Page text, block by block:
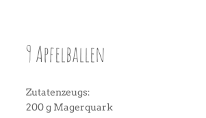
9 Apfelballen
Zutatenzeugs:
200 g Magerquark